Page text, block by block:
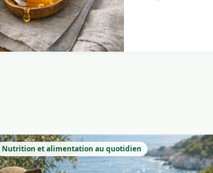
Nutrition et alimentation au quotidien